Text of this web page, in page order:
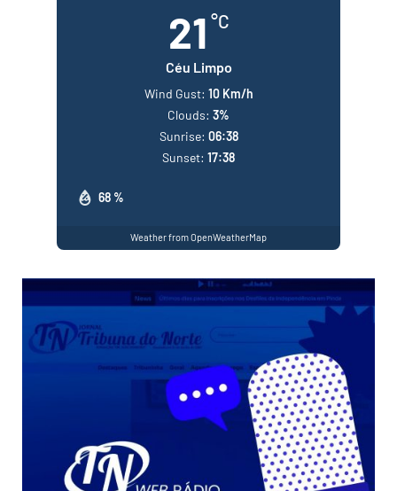
21 °C
Céu Limpo
68 %
Wind Gust: 10 Km/h
Clouds: 3%
Sunrise: 06:38
Sunset: 17:38
Weather from OpenWeatherMap